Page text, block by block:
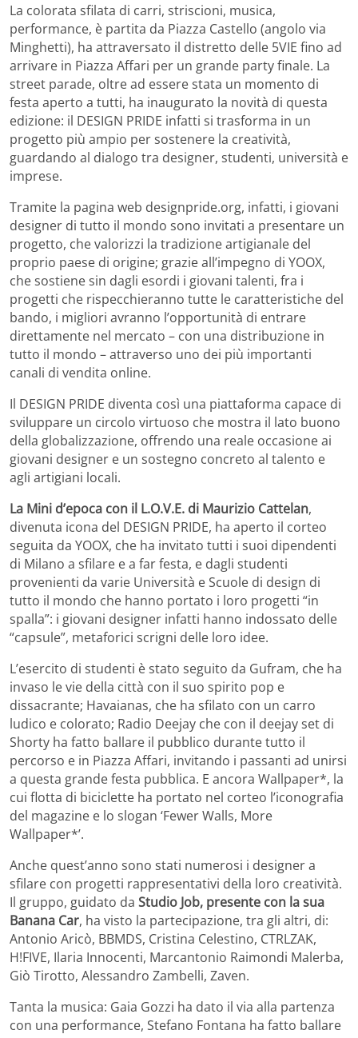
La colorata sfilata di carri, striscioni, musica,
performance, è partita da Piazza Castello (angolo via
Minghetti), ha attraversato il distretto delle 5VIE fino ad
arrivare in Piazza Affari per un grande party finale. La
street parade, oltre ad essere stata un momento di
festa aperto a tutti, ha inaugurato la novità di questa
edizione: il DESIGN PRIDE infatti si trasforma in un
progetto più ampio per sostenere la creatività,
guardando al dialogo tra designer, studenti, università e
imprese.
Tramite la pagina web designpride.org, infatti, i giovani
designer di tutto il mondo sono invitati a presentare un
progetto, che valorizzi la tradizione artigianale del
proprio paese di origine; grazie all’impegno di YOOX,
che sostiene sin dagli esordi i giovani talenti, fra i
progetti che rispecchieranno tutte le caratteristiche del
bando, i migliori avranno l’opportunità di entrare
direttamente nel mercato – con una distribuzione in
tutto il mondo – attraverso uno dei più importanti
canali di vendita online.
Il DESIGN PRIDE diventa così una piattaforma capace di
sviluppare un circolo virtuoso che mostra il lato buono
della globalizzazione, offrendo una reale occasione ai
giovani designer e un sostegno concreto al talento e
agli artigiani locali.
La Mini d’epoca con il L.O.V.E. di Maurizio Cattelan,
divenuta icona del DESIGN PRIDE, ha aperto il corteo
seguita da YOOX, che ha invitato tutti i suoi dipendenti
di Milano a sfilare e a far festa, e dagli studenti
provenienti da varie Università e Scuole di design di
tutto il mondo che hanno portato i loro progetti “in
spalla”: i giovani designer infatti hanno indossato delle
“capsule”, metaforici scrigni delle loro idee.
L’esercito di studenti è stato seguito da Gufram, che ha
invaso le vie della città con il suo spirito pop e
dissacrante; Havaianas, che ha sfilato con un carro
ludico e colorato; Radio Deejay che con il deejay set di
Shorty ha fatto ballare il pubblico durante tutto il
percorso e in Piazza Affari, invitando i passanti ad unirsi
a questa grande festa pubblica. E ancora Wallpaper*, la
cui flotta di biciclette ha portato nel corteo l’iconografia
del magazine e lo slogan ‘Fewer Walls, More
Wallpaper*’.
Anche quest’anno sono stati numerosi i designer a
sfilare con progetti rappresentativi della loro creatività.
Il gruppo, guidato da Studio Job, presente con la sua
Banana Car, ha visto la partecipazione, tra gli altri, di:
Antonio Aricò, BBMDS, Cristina Celestino, CTRLZAK,
H!FIVE, Ilaria Innocenti, Marcantonio Raimondi Malerba,
Giò Tirotto, Alessandro Zambelli, Zaven.
Tanta la musica: Gaia Gozzi ha dato il via alla partenza
con una performance, Stefano Fontana ha fatto ballare